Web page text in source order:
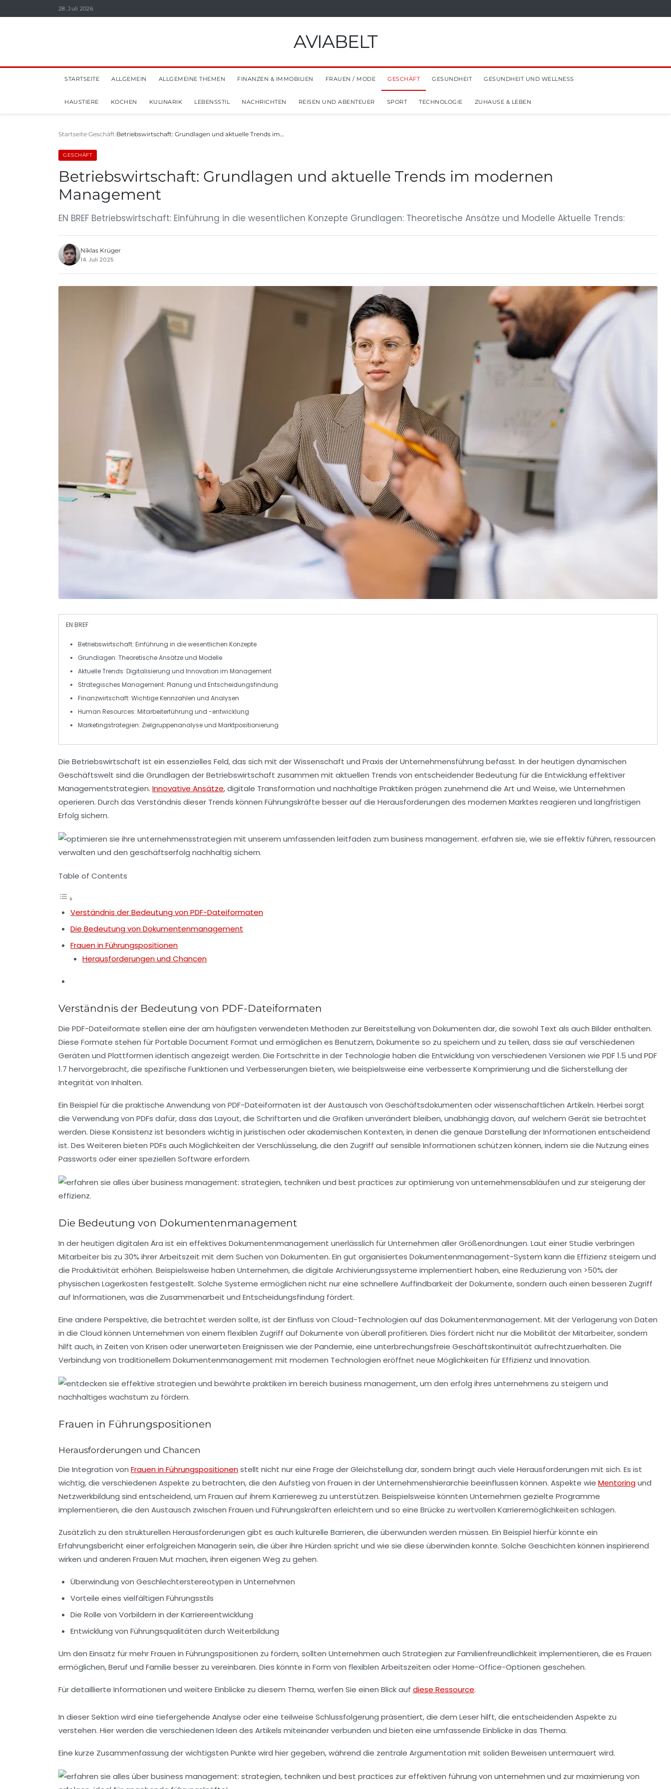
28. Juli 2026
AVIABELT
STARTSEITE ALLGEMEIN ALLGEMEINE THEMEN FINANZEN & IMMOBILIEN FRAUEN / MODE GESCHÄFT GESUNDHEIT GESUNDHEIT UND WELLNESS
HAUSTIERE KOCHEN KULINARIK LEBENSSTIL NACHRICHTEN REISEN UND ABENTEUER SPORT TECHNOLOGIE ZUHAUSE & LEBEN
Startseite Geschäft Betriebswirtschaft: Grundlagen und aktuelle Trends im…
GESCHÄFT
Betriebswirtschaft: Grundlagen und aktuelle Trends im modernen
Management
EN BREF Betriebswirtschaft: Einführung in die wesentlichen Konzepte Grundlagen: Theoretische Ansätze und Modelle Aktuelle Trends:
Niklas Krüger
14. Juli 2025
EN BREF
Betriebswirtschaft: Einführung in die wesentlichen Konzepte
Grundlagen: Theoretische Ansätze und Modelle
Aktuelle Trends: Digitalisierung und Innovation im Management
Strategisches Management: Planung und Entscheidungsfindung
Finanzwirtschaft: Wichtige Kennzahlen und Analysen
Human Resources: Mitarbeiterführung und -entwicklung
Marketingstrategien: Zielgruppenanalyse und Marktpositionierung
Die Betriebswirtschaft ist ein essenzielles Feld, das sich mit der Wissenschaft und Praxis der Unternehmensführung befasst. In der heutigen dynamischen
Geschäftswelt sind die Grundlagen der Betriebswirtschaft zusammen mit aktuellen Trends von entscheidender Bedeutung für die Entwicklung effektiver
Managementstrategien. Innovative Ansätze, digitale Transformation und nachhaltige Praktiken prägen zunehmend die Art und Weise, wie Unternehmen
operieren. Durch das Verständnis dieser Trends können Führungskräfte besser auf die Herausforderungen des modernen Marktes reagieren und langfristigen
Erfolg sichern.
Table of Contents
Verständnis der Bedeutung von PDF-Dateiformaten
Die Bedeutung von Dokumentenmanagement
Frauen in Führungspositionen
Herausforderungen und Chancen
Verständnis der Bedeutung von PDF-Dateiformaten
Die PDF-Dateiformate stellen eine der am häufigsten verwendeten Methoden zur Bereitstellung von Dokumenten dar, die sowohl Text als auch Bilder enthalten.
Diese Formate stehen fürPortable Document Format und ermöglichen es Benutzern, Dokumente so zu speichern und zu teilen, dass sie auf verschiedenen
Geräten und Plattformen identisch angezeigt werden. Die Fortschritte in der Technologie haben die Entwicklung von verschiedenen Versionen wie PDF 1.5 und PDF
1.7 hervorgebracht, die spezifische Funktionen und Verbesserungen bieten, wie beispielsweise eine verbesserte Komprimierung und die Sicherstellung der
Integrität von Inhalten.
Ein Beispiel für die praktische Anwendung von PDF-Dateiformaten ist der Austausch von Geschäftsdokumenten oder wissenschaftlichen Artikeln. Hierbei sorgt
die Verwendung von PDFs dafür, dass das Layout, die Schriftarten und die Grafiken unverändert bleiben, unabhängig davon, auf welchem Gerät sie betrachtet
werden. Diese Konsistenz ist besonders wichtig in juristischen oderakademischen Kontexten, in denen die genaue Darstellung der Informationen entscheidend
ist. Des Weiteren bieten PDFs auch Möglichkeiten derVerschlüsselung, die den Zugriff auf sensible Informationen schützen können, indem sie die Nutzung eines
Passworts oder einer speziellen Software erfordern.
Die Bedeutung von Dokumentenmanagement
In der heutigen digitalen Ära ist ein effektives Dokumentenmanagement unerlässlich für Unternehmen aller Größenordnungen. Laut einer Studie verbringen
Mitarbeiter bis zu 30% ihrer Arbeitszeit mit dem Suchen von Dokumenten. Ein gut organisiertes Dokumentenmanagement-System kann die Effizienz steigern und
die Produktivität erhöhen. Beispielsweise haben Unternehmen, die digitale Archivierungssysteme implementiert haben, eine Reduzierung von >50% der
physischen Lagerkosten festgestellt. Solche Systeme ermöglichen nicht nur eine schnellere Auffindbarkeit der Dokumente, sondern auch einen besseren Zugriff
auf Informationen, was die Zusammenarbeit und Entscheidungsfindung fördert.
Eine andere Perspektive, die betrachtet werden sollte, ist der Einfluss von Cloud-Technologien auf das Dokumentenmanagement. Mit der Verlagerung von Daten
in die Cloud können Unternehmen von einem flexiblen Zugriff auf Dokumente von überall profitieren. Dies fördert nicht nur die Mobilität der Mitarbeiter, sondern
hilft auch, in Zeiten von Krisen oder unerwarteten Ereignissen wie der Pandemie, eine unterbrechungsfreie Geschäftskontinuität aufrechtzuerhalten. Die
Verbindung von traditionellem Dokumentenmanagement mit modernen Technologien eröffnet neue Möglichkeiten für Effizienz und Innovation.
Frauen in Führungspositionen
Herausforderungen und Chancen
Die Integration von Frauen in Führungspositionenstellt nicht nur eine Frage derGleichstellung dar, sondern bringt auch viele Herausforderungen mit sich. Es ist
wichtig, die verschiedenen Aspekte zu betrachten, die den Aufstieg von Frauen in der Unternehmenshierarchie beeinflussen können. Aspekte wie Mentoringund
Netzwerkbildung sind entscheidend, um Frauen auf ihrem Karriereweg zu unterstützen. Beispielsweise könnten Unternehmen gezielte Programme
implementieren, die den Austausch zwischen Frauen und Führungskräften erleichtern und so eine Brücke zu wertvollen Karrieremöglichkeiten schlagen.
Zusätzlich zu den strukturellen Herausforderungen gibt es auch kulturelle Barrieren, die überwunden werden müssen. Ein Beispiel hierfür könnte ein
Erfahrungsbericht einer erfolgreichen Managerin sein, die über ihre Hürden spricht und wie sie diese überwinden konnte. Solche Geschichten können inspirierend
wirken und anderen Frauen Mut machen, ihren eigenen Weg zu gehen.
Überwindung von Geschlechterstereotypen in Unternehmen
Vorteile eines vielfältigen Führungsstils
Die Rolle von Vorbildern in der Karriereentwicklung
Entwicklung von Führungsqualitäten durch Weiterbildung
Um den Einsatz für mehrFrauen in Führungspositionen zu fördern, sollten Unternehmen auch Strategien zurFamilienfreundlichkeit implementieren, die es Frauen
ermöglichen, Beruf und Familie besser zu vereinbaren. Dies könnte in Form von flexiblen Arbeitszeiten oderHome-Office-Optionen geschehen.
Für detaillierte Informationen und weitere Einblicke zu diesem Thema, werfen Sie einen Blick auf diese Ressource.
In dieser Sektion wird eine tiefergehende Analyse oder eine teilweise Schlussfolgerung präsentiert, die dem Leser hilft, die entscheidenden Aspekte zu
verstehen. Hier werden die verschiedenen Ideen des Artikels miteinander verbunden und bieten eine umfassende Einblicke in das Thema.
Eine kurze Zusammenfassung derwichtigsten Punkte wird hier gegeben, während die zentrale Argumentation mit soliden Beweisen untermauert wird.